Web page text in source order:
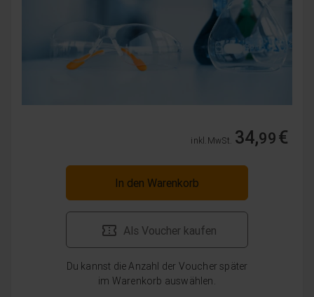
inkl. MwSt. 34,99€
In den Warenkorb
Als Voucher kaufen
Du kannst die Anzahl der Voucher später
im Warenkorb auswählen.